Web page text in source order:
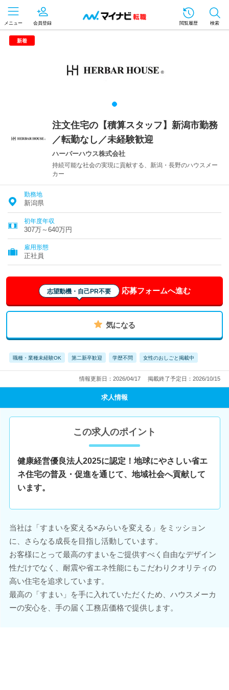
メニュー 会員登録 閲覧履歴 検索
新着
注文住宅の【積算スタッフ】新潟市勤務
／転勤なし／未経験歓迎
ハーバーハウス株式会社
持続可能な社会の実現に貢献する、新潟・長野のハウスメー
カー
勤務地
新潟県
初年度年収
307万～640万円
雇用形態
正社員
志望動機・自己PR不要 応募フォームへ進む
気になる
職種・業種未経験OK 第二新卒歓迎 学歴不問 女性のおしごと掲載中
情報更新日：2026/04/17 掲載終了予定日：2026/10/15
求人情報
この求人のポイント
健康経営優良法人2025に認定！地球にやさしい省エ
ネ住宅の普及・促進を通じて、地域社会へ貢献して
います。
当社は「すまいを変える×みらいを変える」をミッション
に、さらなる成長を目指し活動しています。
お客様にとって最高のすまいをご提供すべく自由なデザイン
性だけでなく、耐震や省エネ性能にもこだわりクオリティの
高い住宅を追求しています。
最高の「すまい」を手に入れていただくため、ハウスメーカ
ーの安心を、手の届く工務店価格で提供します。